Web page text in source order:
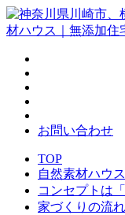
お問い合わせ
TOP
自然素材ハウ
コンセプトは
家づくりの流れ